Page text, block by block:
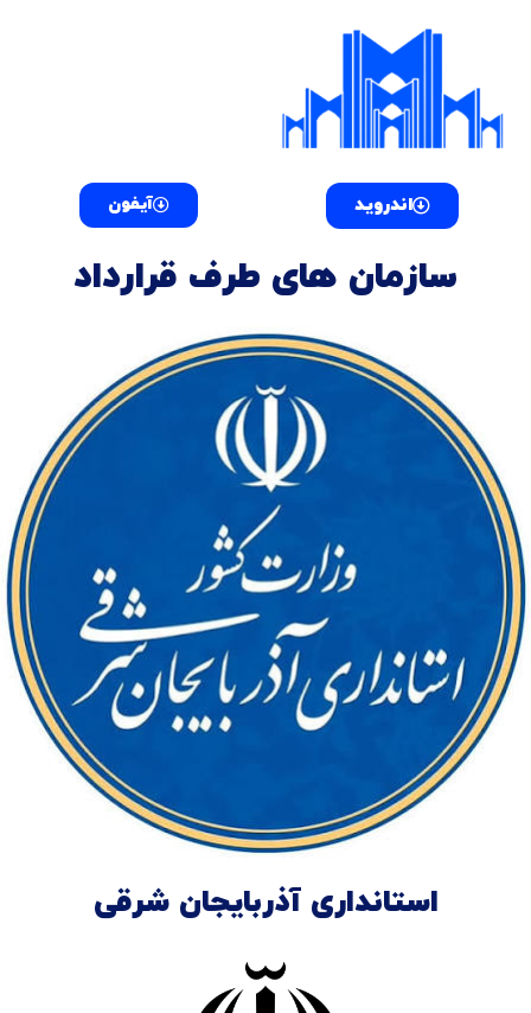
اندروید آیفون
سازمان های طرف قرارداد
استانداری آذربایجان شرقی